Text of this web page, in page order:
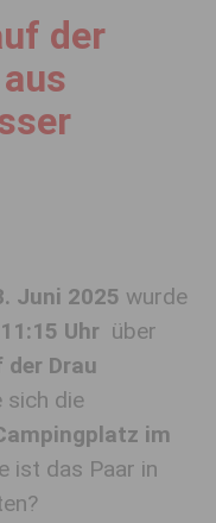
der
Juni 2025 wurde
Uhr über
der Drau
die
im
ist das Paar in